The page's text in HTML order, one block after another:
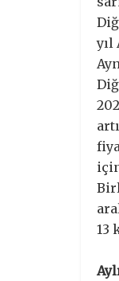
yıl
13